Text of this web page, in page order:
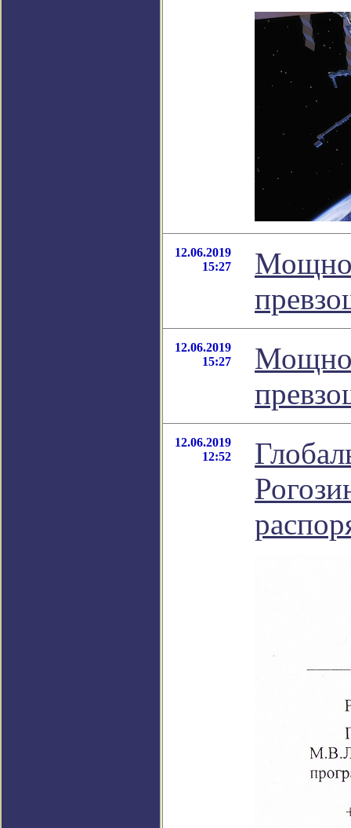
12.06.2019
15:27
12.06.2019
15:27
12.06.2019
12:52